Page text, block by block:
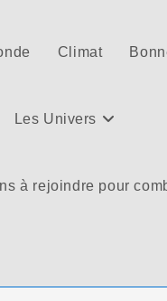
Climat
Les Univers
à rejoindre pour